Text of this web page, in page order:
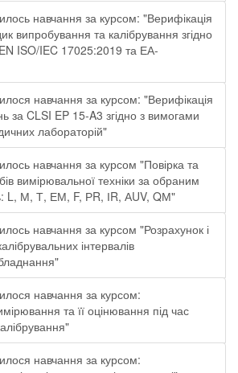
навчання за курсом: "Верифікація
випробування та калібрування згідно
ISO/IEC 17025:2019 та ЕА-
навчання за курсом: "Верифікація
за CLSI EP 15-A3 згідно з вимогами
лабораторій"
навчання за курсом "Повірка та
вимірювальної техніки за обраним
L, М, Т, ЕМ, F, РR, ІR, АUV, QМ"
навчання за курсом "Розрахунок і
інтервалів
навчання за курсом:
та її оцінювання під час
навчання за курсом: